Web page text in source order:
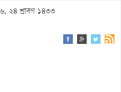
২৪ শ্রাবণ ১৪৩৩